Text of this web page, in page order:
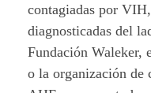
contagiadas por
diagnosticadas del
Fundación Waleker,
o la organización de